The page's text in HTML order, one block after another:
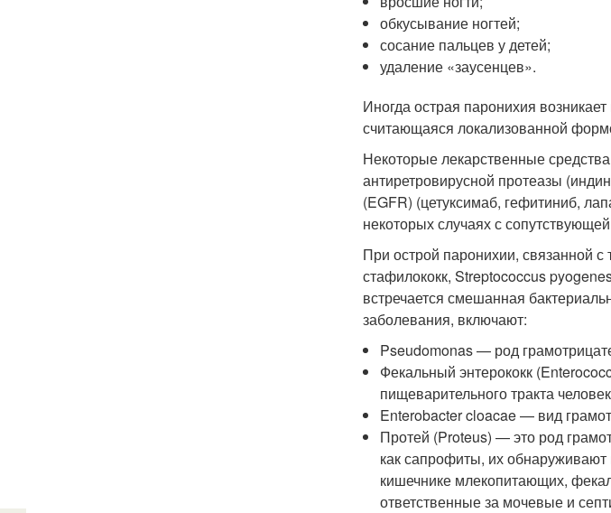
обкусывание ногтей;
сосание пальцев у детей;
удаление «заусенцев».
Иногда острая паронихия
считающаяся локализованной
Некоторые лекарственные
антиретровирусной протеазы
(EGFR) (цетуксимаб, гефитиниб,
некоторых случаях с
При острой паронихии, связанной
стафилококк, Streptococcus
встречается смешанная
заболевания, включают:
Pseudomonas — род
Фекальный энтерококк
пищеварительного тракта
Enterobacter cloacae — вид
Протей (Proteus) — это род
как сапрофиты, их
кишечнике млекопитающих,
ответственные за мочевые и